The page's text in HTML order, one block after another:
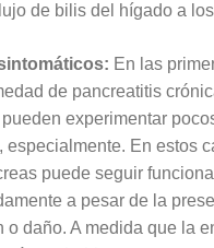
de bilis del hígado a
En las
de pancreatitis
experimentar
especialmente. En estos
puede seguir
a pesar de la
o daño. A medida que la